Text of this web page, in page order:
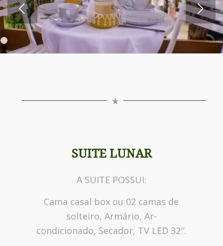
Próximo
2
SUITE LUNAR
A SUITE POSSUI:
Cama casal box ou 02 camas de
solteiro, Armário, Ar-
condicionado, Secador, TV LED 32″.